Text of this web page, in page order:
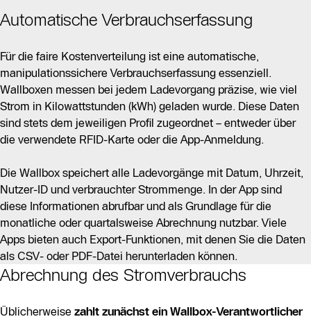
Automatische Verbrauchserfassung
Für die faire Kostenverteilung ist eine automatische,
manipulationssichere Verbrauchserfassung essenziell.
Wallboxen messen bei jedem Ladevorgang präzise, wie viel
Strom in Kilowattstunden (kWh) geladen wurde. Diese Daten
sind stets dem jeweiligen Profil zugeordnet – entweder über
die verwendete RFID-Karte oder die App-Anmeldung.
Die Wallbox speichert alle Ladevorgänge mit Datum, Uhrzeit,
Nutzer-ID und verbrauchter Strommenge. In der App sind
diese Informationen abrufbar und als Grundlage für die
monatliche oder quartalsweise Abrechnung nutzbar. Viele
Apps bieten auch Export-Funktionen, mit denen Sie die Daten
als CSV- oder PDF-Datei herunterladen können.
Abrechnung des Stromverbrauchs
Üblicherweise zahlt zunächst ein Wallbox-Verantwortlicher